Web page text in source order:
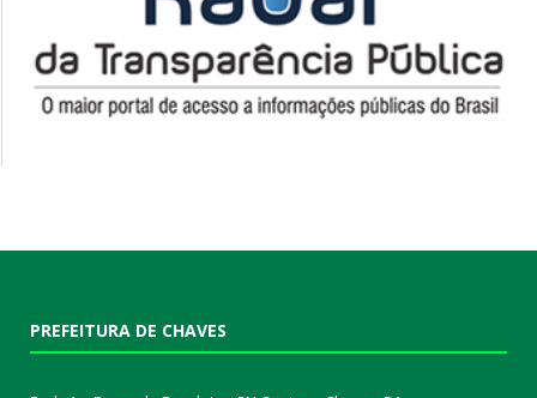
PREFEITURA DE CHAVES